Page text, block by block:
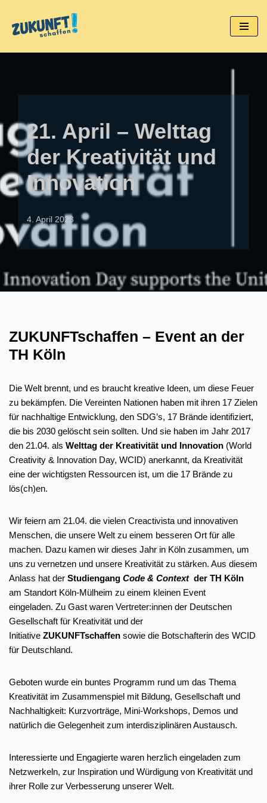
Zum
21. April – Welttag
der Kreativität und
Innovation
4. April 2023
ZUKUNFTschaffen – Event an der
TH Köln
Die Welt brennt, und es braucht kreative Ideen, um diese Feuer
zu bekämpfen. Die Vereinten Nationen haben mit ihren 17 Zielen
für nachhaltige Entwicklung, den SDG’s, 17 Brände identifiziert,
die bis 2030 gelöscht sein sollten. Und sie haben im Jahr 2017
den 21.04. als Welttag der Kreativität und Innovation (World
Creativity & Innovation Day, WCID) anerkannt, da Kreativität
eine der wichtigsten Ressourcen ist, um die 17 Brände zu
lös(ch)en.
Wir feiern am 21.04. die vielen Creactivista und innovativen
Menschen, die unsere Welt zu einem besseren Ort für alle
machen. Dazu kamen wir dieses Jahr in Köln zusammen, um
uns zu vernetzen und unsere Kreativität zu stärken. Aus diesem
Anlass hat der Studiengang Code & Contextder TH Köln
am Standort Köln-Mülheim zu einem kleinen Event
eingeladen. Zu Gast waren Vertreter:innen der Deutschen
Gesellschaft für Kreativität und der
Initiative ZUKUNFTschaffen sowie die Botschafterin des WCID
für Deutschland.
Geboten wurde ein buntes Programm rund um das Thema
Kreativität im Zusammenspiel mit Bildung, Gesellschaft und
Nachhaltigkeit: Kurzvorträge, Mini-Workshops, Demos und
natürlich die Gelegenheit zum interdisziplinären Austausch.
Interessierte und Engagierte waren herzlich eingeladen zum
Netzwerkeln, zur Inspiration und Würdigung von Kreativität und
ihrer Rolle zur Verbesserung unserer Welt.